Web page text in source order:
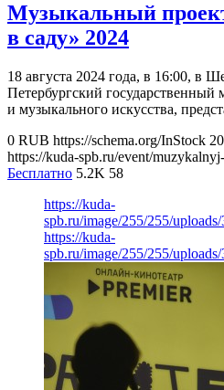
Музыкальный
в саду» 2024
18 августа 2024 года, в 16:00, в
Петербургский государственный
и музыкального искусства,
0 RUB https://schema.org/InStock
https://kuda-spb.ru/event/
Бесплатно 5.2K 58
https://kuda-
spb.ru/image/255/255/
https://kuda-
spb.ru/image/255/255/